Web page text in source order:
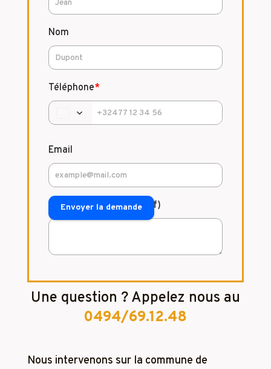
Nom
Téléphone*
Email
Commentaire (facultatif)
Envoyer la demande
Une question ? Appelez nous au
0494/69.12.48
Nous intervenons sur la commune de